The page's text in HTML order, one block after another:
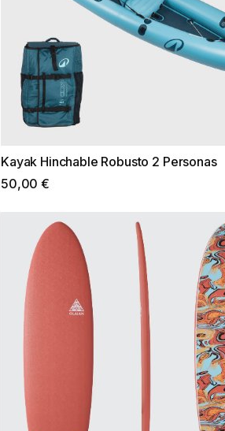
Kayak Hinchable Robusto 2 Personas
50,00 €